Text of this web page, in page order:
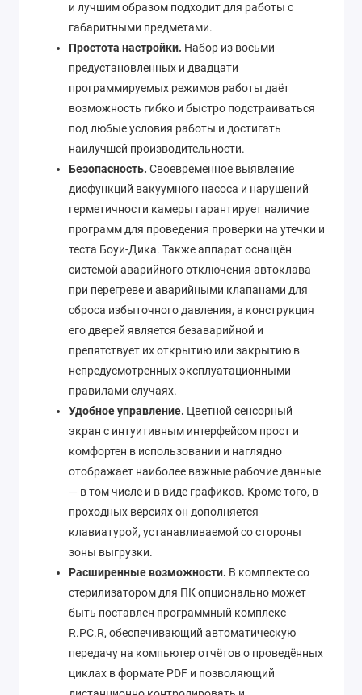
и лучшим образом подходит для работы с
габаритными предметами.
Простота настройки. Набор из восьми
предустановленных и двадцати
программируемых режимов работы даёт
возможность гибко и быстро подстраиваться
под любые условия работы и достигать
наилучшей производительности.
Безопасность. Своевременное выявление
дисфункций вакуумного насоса и нарушений
герметичности камеры гарантирует наличие
программ для проведения проверки на утечки и
теста Боуи-Дика. Также аппарат оснащён
системой аварийного отключения автоклава
при перегреве и аварийными клапанами для
сброса избыточного давления, а конструкция
его дверей является безаварийной и
препятствует их открытию или закрытию в
непредусмотренных эксплуатационными
правилами случаях.
Удобное управление. Цветной сенсорный
экран с интуитивным интерфейсом прост и
комфортен в использовании и наглядно
отображает наиболее важные рабочие данные
— в том числе и в виде графиков. Кроме того, в
проходных версиях он дополняется
клавиатурой, устанавливаемой со стороны
зоны выгрузки.
Расширенные возможности. В комплекте со
стерилизатором для ПК опционально может
быть поставлен программный комплекс
R.PC.R, обеспечивающий автоматическую
передачу на компьютер отчётов о проведённых
циклах в формате PDF и позволяющий